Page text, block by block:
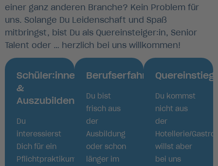
einer ganz anderen Branche? Kein Problem für
uns. Solange Du Leidenschaft und Spaß
mitbringst, bist Du als Quereinsteiger:in, Senior
Talent oder … herzlich bei uns willkommen!
Schüler:innen
&
Auszubildende
Du
interessierst
Dich für ein
Pflichtpraktikum
Berufserfahrene
Du bist
frisch aus
der
Ausbildung
oder schon
länger im
Quereinstieg
Du kommst
nicht aus
der
Hotellerie/
willst aber
bei uns